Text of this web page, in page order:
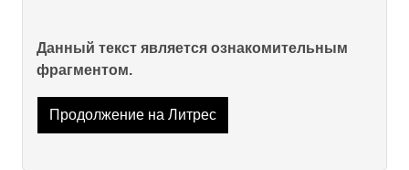
Данный текст является ознакомительным
фрагментом.
Продолжение на Литрес